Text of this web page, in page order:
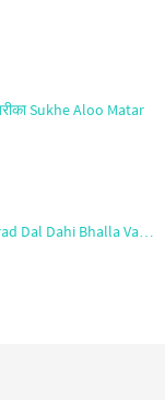
Sukhe Aloo Matar
Dal Dahi Bhalla Va…